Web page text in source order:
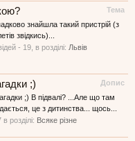
Тема
знайшла такий пристрій (з
звідкись)...
- 19, в розділі: Львів
Допис
;)
;) В підвалі? ...Але що там
це з дитинства... щось...
в розділі: Всяке різне